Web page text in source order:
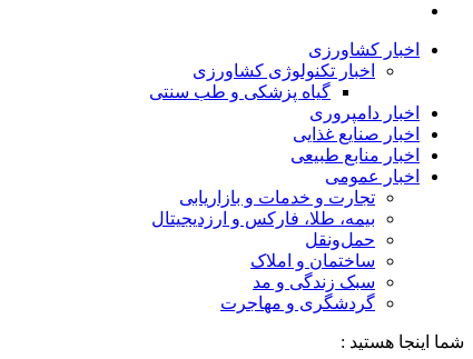
اخبار کشاورزی
اخبار تکنولوژی کشاورزی
گیاه پزشکی و طب سنتی
اخبار دامپروری
اخبار صنایع غذایی
اخبار منابع طبیعی
اخبار عمومی
تجارت و خدمات و بازاریابی
بیمه، طلا، فارکس و ارزدیجیتال
حمل‌و‌نقل
ساختمان و املاک
سبک زندگی و مد
گردشگری و مهاجرت
شما اینجا هستید :